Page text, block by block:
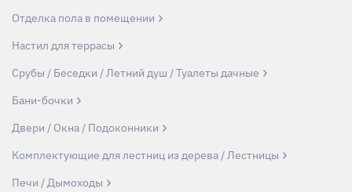
Отделка пола в помещении
Настил для террасы
Срубы / Беседки / Летний душ / Туалеты дачные
Бани-бочки
Двери / Окна / Подоконники
Комплектующие для лестниц из дерева / Лестницы
Печи / Дымоходы